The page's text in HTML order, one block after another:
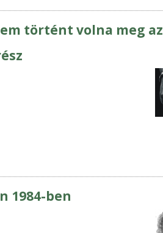
történt volna meg az
1984-ben